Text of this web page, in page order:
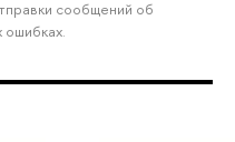
сообщений об
ошибках.